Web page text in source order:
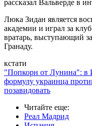
рассказал Вальверде в
Люка Зидан является
академии и играл за
вратарь, выступающий
Гранаду.
кстати
"Попкорн от Лунина": в
формулу украинца
позавидовать
Читайте еще:
Реал Мадрид